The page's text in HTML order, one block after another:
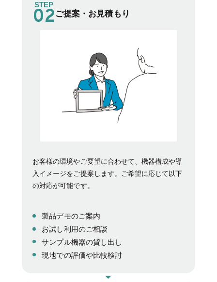
STEP
ご提案・お見積もり
お客様の環境やご要望に合わせて、機器構成や導
入イメージをご提案します。ご希望に応じて以下
の対応が可能です。
製品デモのご案内
お試し利用のご相談
サンプル機器の貸し出し
現地での評価や比較検討